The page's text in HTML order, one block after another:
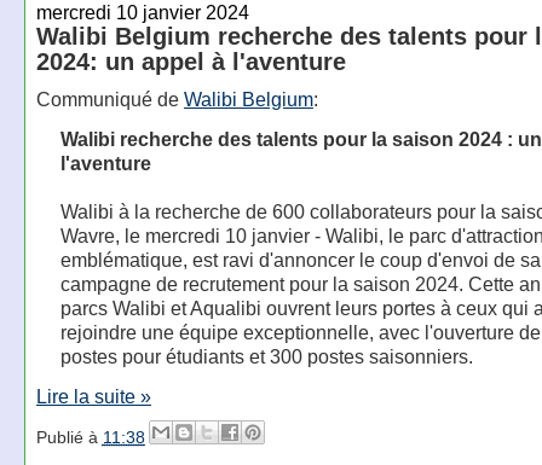
mercredi 10 janvier 2024
Walibi Belgium recherche des talents pour
2024: un appel à l'aventure
Communiqué de Walibi Belgium:
Walibi recherche des talents pour la saison 2024 :
l'aventure
Walibi à la recherche de 600 collaborateurs pour la
Wavre, le mercredi 10 janvier - Walibi, le parc
emblématique, est ravi d'annoncer le coup d'envoi de sa
campagne de recrutement pour la saison 2024. Cette
parcs Walibi et Aqualibi ouvrent leurs portes à ceux qui
rejoindre une équipe exceptionnelle, avec l'ouverture
postes pour étudiants et 300 postes saisonniers.
Lire la suite »
Publié à 11:38